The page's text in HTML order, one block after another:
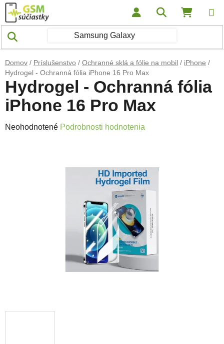
Prejsť na obsah Hľadať
Domov / Príslušenstvo / Ochranné sklá a fólie na mobil / iPhone /
Hydrogel - Ochranná fólia iPhone 16 Pro Max
Hydrogel - Ochranná fólia
iPhone 16 Pro Max
Priemerné hodnotenie produktu je 0,0 z 5 hviezdičiek.
Neohodnotené Podrobnosti hodnotenia